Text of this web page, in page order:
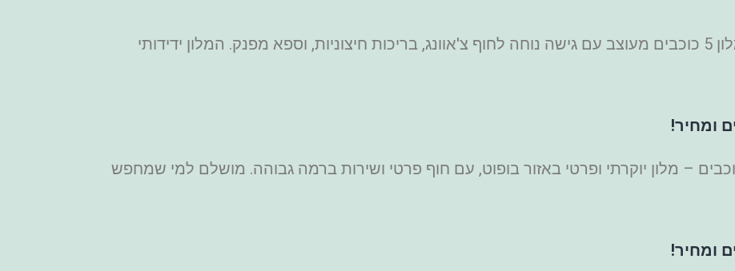
(אמרי קוסמוי) – מלון 5 כוכבים מעוצב עם גישה נוחה לחוף צ'אוונג, בריכות חיצוניות, וספא מפנק. המלון ידידותי
ומחיר!
ביי) – 5 כוכבים – מלון יוקרתי ופרטי באזור בופוט, עם חוף פרטי ושירות ברמה גבוהה. מושלם למי שמחפש
ומחיר!